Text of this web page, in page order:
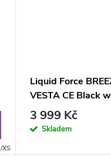
XS
Liquid Force
VESTA CE Black
3 999 Kč
Skladem